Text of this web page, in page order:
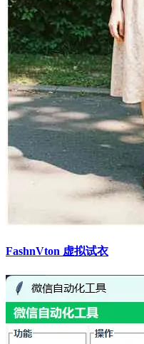
FashnVton 虚拟试衣